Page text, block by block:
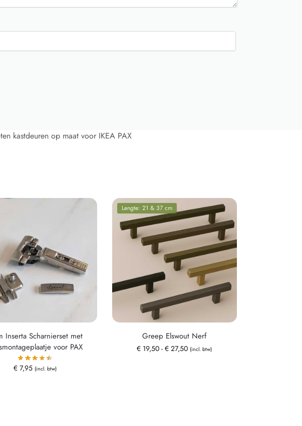
kastdeuren op maat voor IKEA PAX
Inserta Scharnierset met
voor PAX
€7,95 (incl. btw)
Lengte: 21 & 37 cm
Greep Elswout Nerf
€ 19,50 - € 27,50 (incl. btw)